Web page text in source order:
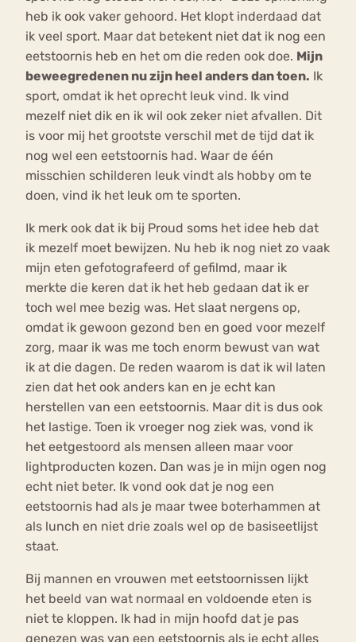
heb ik ook vaker gehoord. Het klopt inderdaad dat
ik veel sport. Maar dat betekent niet dat ik nog een
eetstoornis heb en het om die reden ook doe. Mijn
beweegredenen nu zijn heel anders dan toen. Ik
sport, omdat ik het oprecht leuk vind. Ik vind
mezelf niet dik en ik wil ook zeker niet afvallen. Dit
is voor mij het grootste verschil met de tijd dat ik
nog wel een eetstoornis had. Waar de één
misschien schilderen leuk vindt als hobby om te
doen, vind ik het leuk om te sporten.
Ik merk ook dat ik bij Proud soms het idee heb dat
ik mezelf moet bewijzen. Nu heb ik nog niet zo vaak
mijn eten gefotografeerd of gefilmd, maar ik
merkte die keren dat ik het heb gedaan dat ik er
toch wel mee bezig was. Het slaat nergens op,
omdat ik gewoon gezond ben en goed voor mezelf
zorg, maar ik was me toch enorm bewust van wat
ik at die dagen. De reden waarom is dat ik wil laten
zien dat het ook anders kan en je echt kan
herstellen van een eetstoornis. Maar dit is dus ook
het lastige. Toen ik vroeger nog ziek was, vond ik
het eetgestoord als mensen alleen maar voor
lightproducten kozen. Dan was je in mijn ogen nog
echt niet beter. Ik vond ook dat je nog een
eetstoornis had als je maar twee boterhammen at
als lunch en niet drie zoals wel op de basiseetlijst
staat.
Bij mannen en vrouwen met eetstoornissen lijkt
het beeld van wat normaal en voldoende eten is
niet te kloppen. Ik had in mijn hoofd dat je pas
genezen was van een eetstoornis als je echt alles